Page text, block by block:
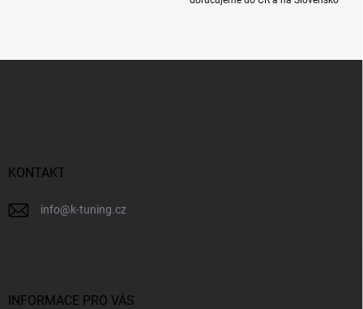
KONTAKT
info@k-tuning.cz
INFORMACE PRO VÁS